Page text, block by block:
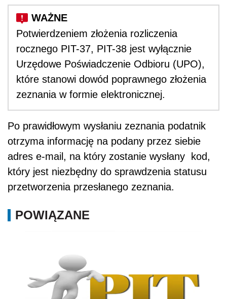
Potwierdzeniem złożenia rozliczenia
rocznego PIT-37, PIT-38 jest wyłącznie
Urzędowe Poświadczenie Odbioru (UPO),
które stanowi dowód poprawnego złożenia
zeznania w formie elektronicznej.
Po prawidłowym wysłaniu zeznania podatnik
otrzyma informację na podany przez siebie
adres e-mail, na który zostanie wysłany kod,
który jest niezbędny do sprawdzenia statusu
przetworzenia przesłanego zeznania.
POWIĄZANE